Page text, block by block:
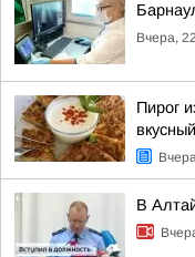
Вчера,
Пирог
В